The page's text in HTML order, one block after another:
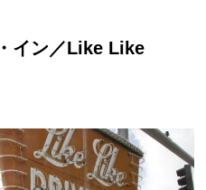
イン／Like Like